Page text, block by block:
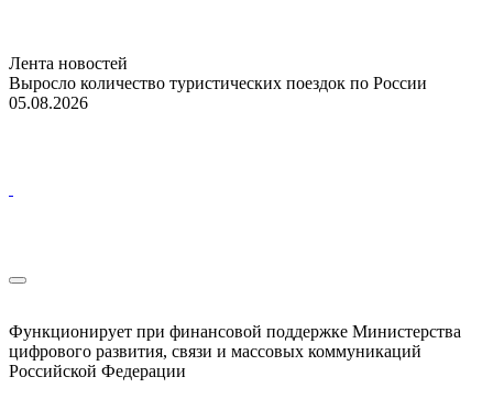
Лента новостей
Выросло количество туристических поездок по России
05.08.2026
Функционирует при финансовой поддержке Министерства
цифрового развития, связи и массовых коммуникаций
Российской Федерации